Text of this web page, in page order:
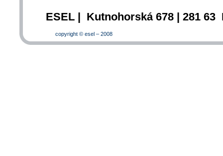
ESEL | Kutnohorská 678 | 281
copyright © esel – 2008